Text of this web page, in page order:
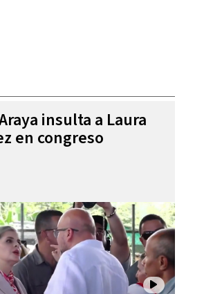
insulta a Laura
en congreso